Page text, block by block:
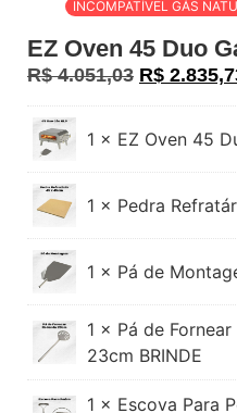
INCOMPATÍVEL GÁS
EZ Oven 45 Duo
R$4.051,03 R$
1 × EZ Oven 45
1 × Pedra
1 × Pá de
1 × Pá de
23cm BRINDE
1 × Escova Para